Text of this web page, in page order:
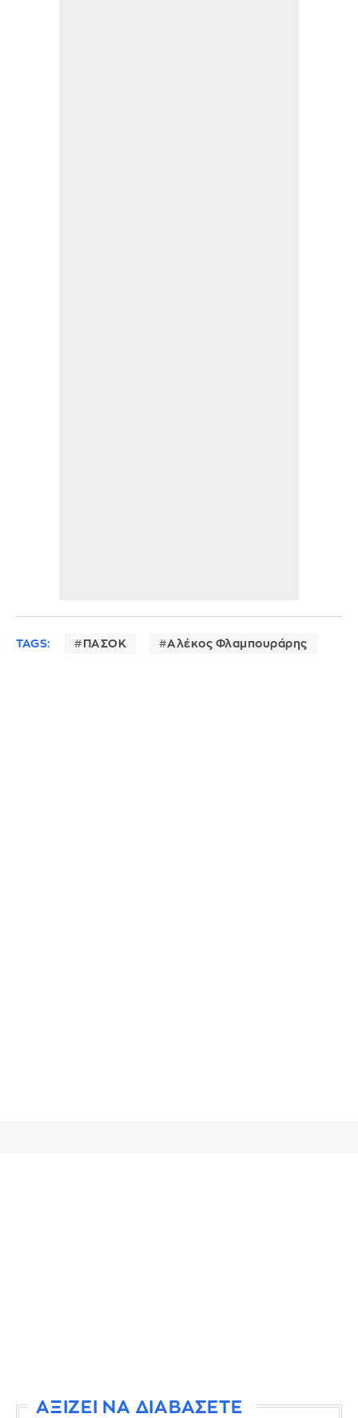
TAGS: ΠΑΣΟΚ Αλέκος Φλαμπουράρης
ΑΞΙΖΕΙ ΝΑ ΔΙΑΒΑΣΕΤΕ